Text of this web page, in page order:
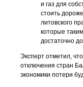
и газ для
стоить
литовского
которые
достаточно
Эксперт отметил,
отключения стран
экономики потери